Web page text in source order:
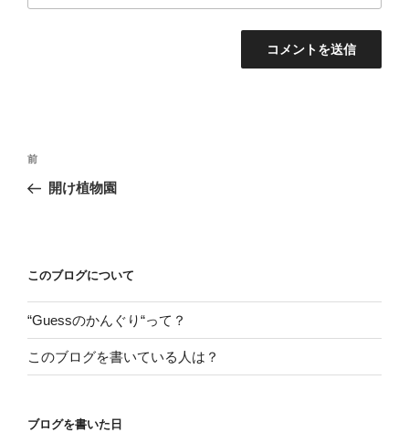
投
ナ
ー
シ
ョ
ン
前
の
前
開け植物園
このブログについて
“Guessのかんぐり“って？
このブログを書いている人は？
ブログを書いた日